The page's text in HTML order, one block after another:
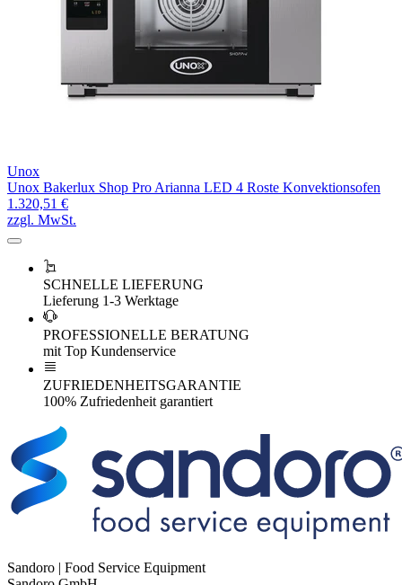
Unox
Unox Bakerlux Shop Pro Arianna LED 4 Roste Konvektionsofen
1.320,51 €
zzgl. MwSt.
SCHNELLE LIEFERUNG
Lieferung 1-3 Werktage
PROFESSIONELLE BERATUNG
mit Top Kundenservice
ZUFRIEDENHEITSGARANTIE
100% Zufriedenheit garantiert
Sandoro | Food Service Equipment